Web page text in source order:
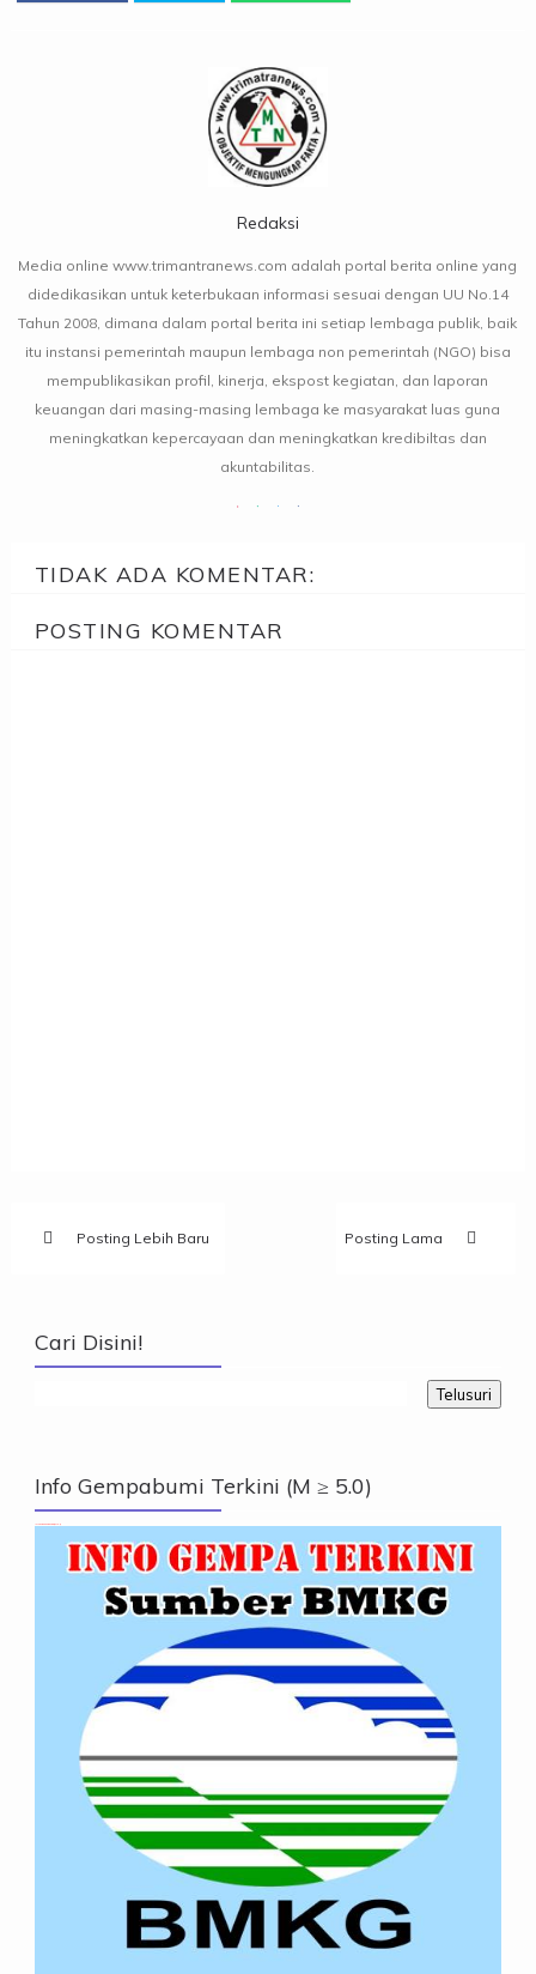
Redaksi
Media online www.trimantranews.com adalah portal berita online yang
didedikasikan untuk keterbukaan informasi sesuai dengan UU No.14
Tahun 2008, dimana dalam portal berita ini setiap lembaga publik, baik
itu instansi pemerintah maupun lembaga non pemerintah (NGO) bisa
mempublikasikan profil, kinerja, ekspost kegiatan, dan laporan
keuangan dari masing-masing lembaga ke masyarakat luas guna
meningkatkan kepercayaan dan meningkatkan kredibiltas dan
akuntabilitas.
TIDAK ADA KOMENTAR:
POSTING KOMENTAR
Posting Lebih Baru Posting Lama
Cari Disini!
Info Gempabumi Terkini (M ≥ 5.0)